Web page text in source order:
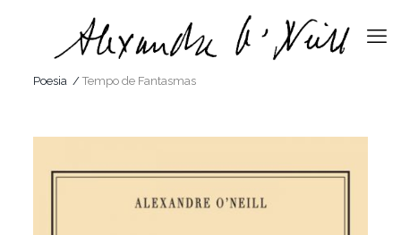
Poesia/ Tempo de Fantasmas